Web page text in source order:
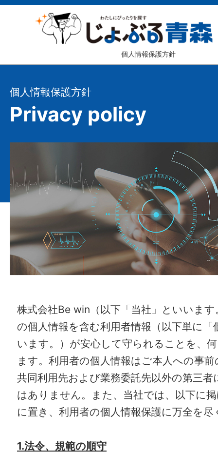
個人情報保護方針
個人情報保護方針
Privacy policy
株式会社Be win（以下「当社」といいま
の個人情報を含む利用者情報（以下単に「
います。）が安心して守られることを、
ます。利用者の個人情報はご本人への事
共同利用先および業務委託先以外の第三
はありません。また、当社では、以下に
に置き、利用者の個人情報保護に万全を
1.法令、規範の順守